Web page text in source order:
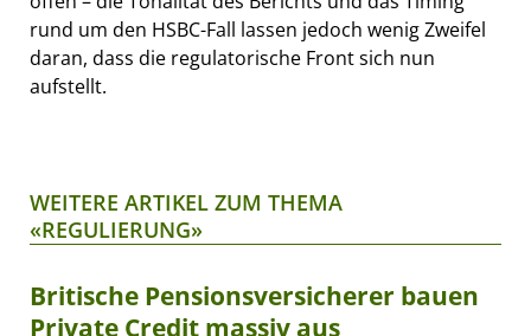
rund um den HSBC-Fall lassen jedoch wenig Zweifel
daran, dass die regulatorische Front sich nun
aufstellt.
WEITERE ARTIKEL ZUM THEMA
«REGULIERUNG»
Britische Pensionsversicherer bauen
Private Credit massiv aus